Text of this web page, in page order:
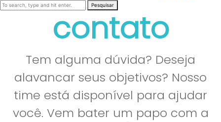
Pesquisar
contato
Tem alguma dúvida? Deseja
alavancar seus objetivos? Nosso
time está disponível para ajudar
você. Vem bater um papo com a